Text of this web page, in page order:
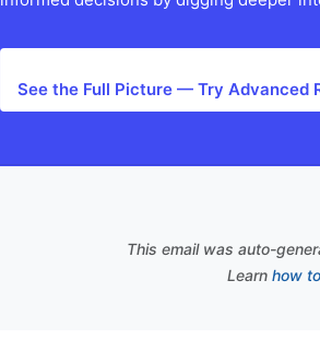
See the Full Picture — Try Advanced
This email was auto-
Learn how